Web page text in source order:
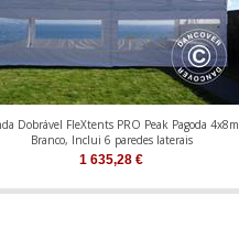
Dobrável FleXtents PRO Peak Pagoda 4x8m
Branco, Inclui 6 paredes laterais
1 635,28 €